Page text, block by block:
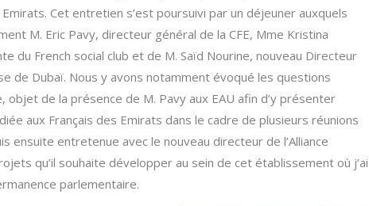
Emirats. Cet entretien s’est poursuivi par un déjeuner auxquels
M. Eric Pavy, directeur général de la CFE, Mme Kristina
du French social club et de M. Saïd Nourine, nouveau Directeur
de Dubaï. Nous y avons notamment évoqué les questions
objet de la présence de M. Pavy aux EAU afin d’y présenter
aux Français des Emirats dans le cadre de plusieurs réunions
ensuite entretenue avec le nouveau directeur de l’Alliance
qu’il souhaite développer au sein de cet établissement où j’ai
parlementaire.